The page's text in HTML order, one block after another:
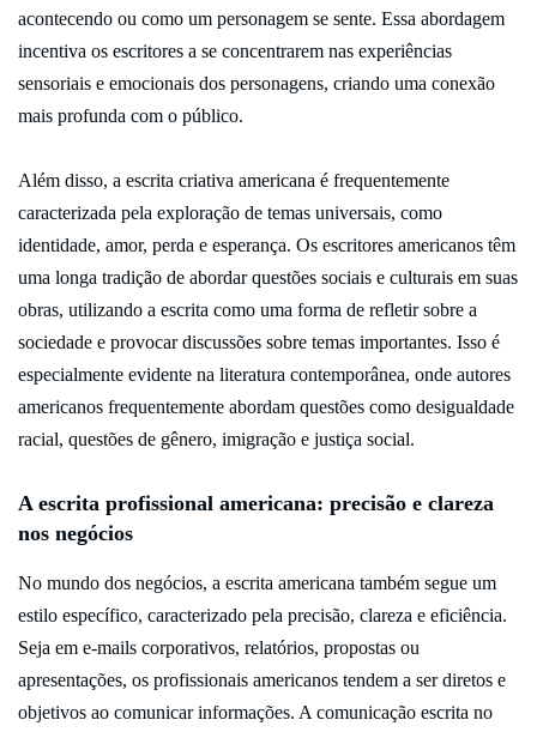
acontecendo ou como um personagem se sente. Essa abordagem
incentiva os escritores a se concentrarem nas experiências
sensoriais e emocionais dos personagens, criando uma conexão
mais profunda com o público.
Além disso, a escrita criativa americana é frequentemente
caracterizada pela exploração de temas universais, como
identidade, amor, perda e esperança. Os escritores americanos têm
uma longa tradição de abordar questões sociais e culturais em suas
obras, utilizando a escrita como uma forma de refletir sobre a
sociedade e provocar discussões sobre temas importantes. Isso é
especialmente evidente na literatura contemporânea, onde autores
americanos frequentemente abordam questões como desigualdade
racial, questões de gênero, imigração e justiça social.
A escrita profissional americana: precisão e clareza
nos negócios
No mundo dos negócios, a escrita americana também segue um
estilo específico, caracterizado pela precisão, clareza e eficiência.
Seja em e-mails corporativos, relatórios, propostas ou
apresentações, os profissionais americanos tendem a ser diretos e
objetivos ao comunicar informações. A comunicação escrita no